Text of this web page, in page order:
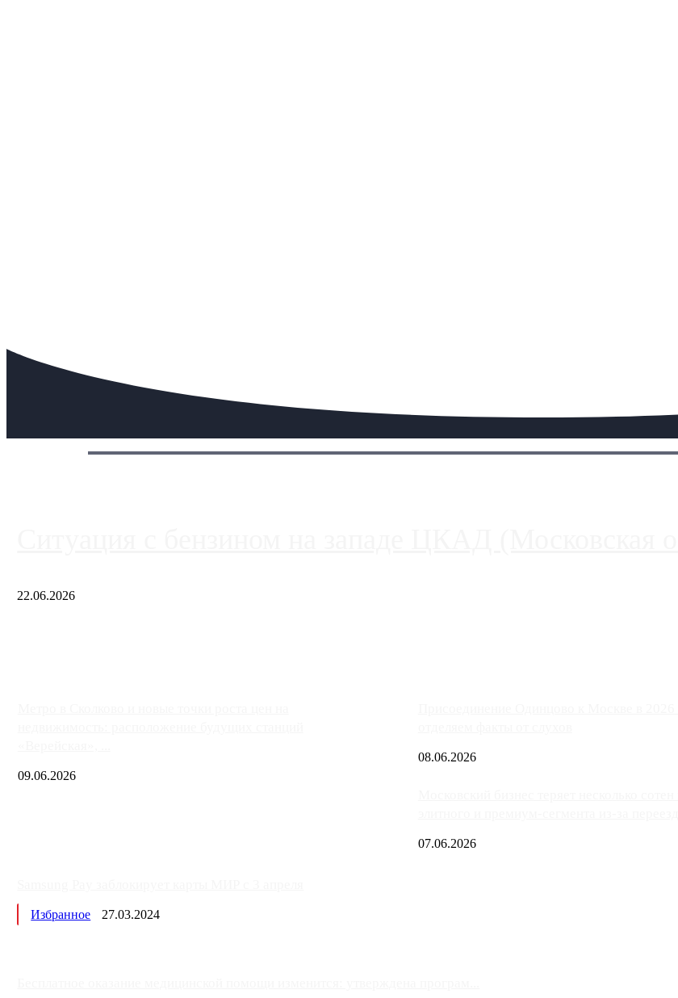
22.06.2026
09.06.2026
08.06.2026
07.06.2026
Избранное 27.03.2024